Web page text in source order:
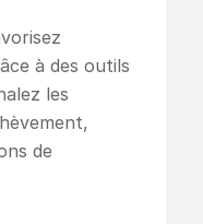
à des outils
les
de